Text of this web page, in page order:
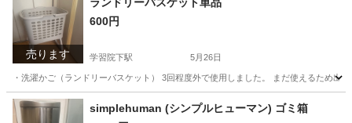
売ります
600円
学習院下駅 5月26日
・洗濯かご（ランドリーバスケット） 3回程度外で使用しました。 まだ使えるため
東京 豊島区 ランドリー
simplehuman (シンプルヒューマン) ゴミ箱